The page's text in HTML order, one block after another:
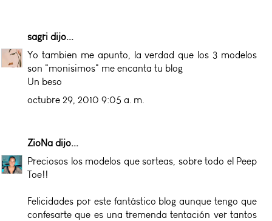
sagri dijo...
Yo tambien me apunto, la verdad que los 3 modelos
son "monisimos" me encanta tu blog
Un beso
octubre 29, 2010 9:05 a. m.
ZioNa dijo...
Preciosos los modelos que sorteas, sobre todo el Peep
Toe!!
Felicidades por este fantástico blog aunque tengo que
confesarte que es una tremenda tentación ver tantos